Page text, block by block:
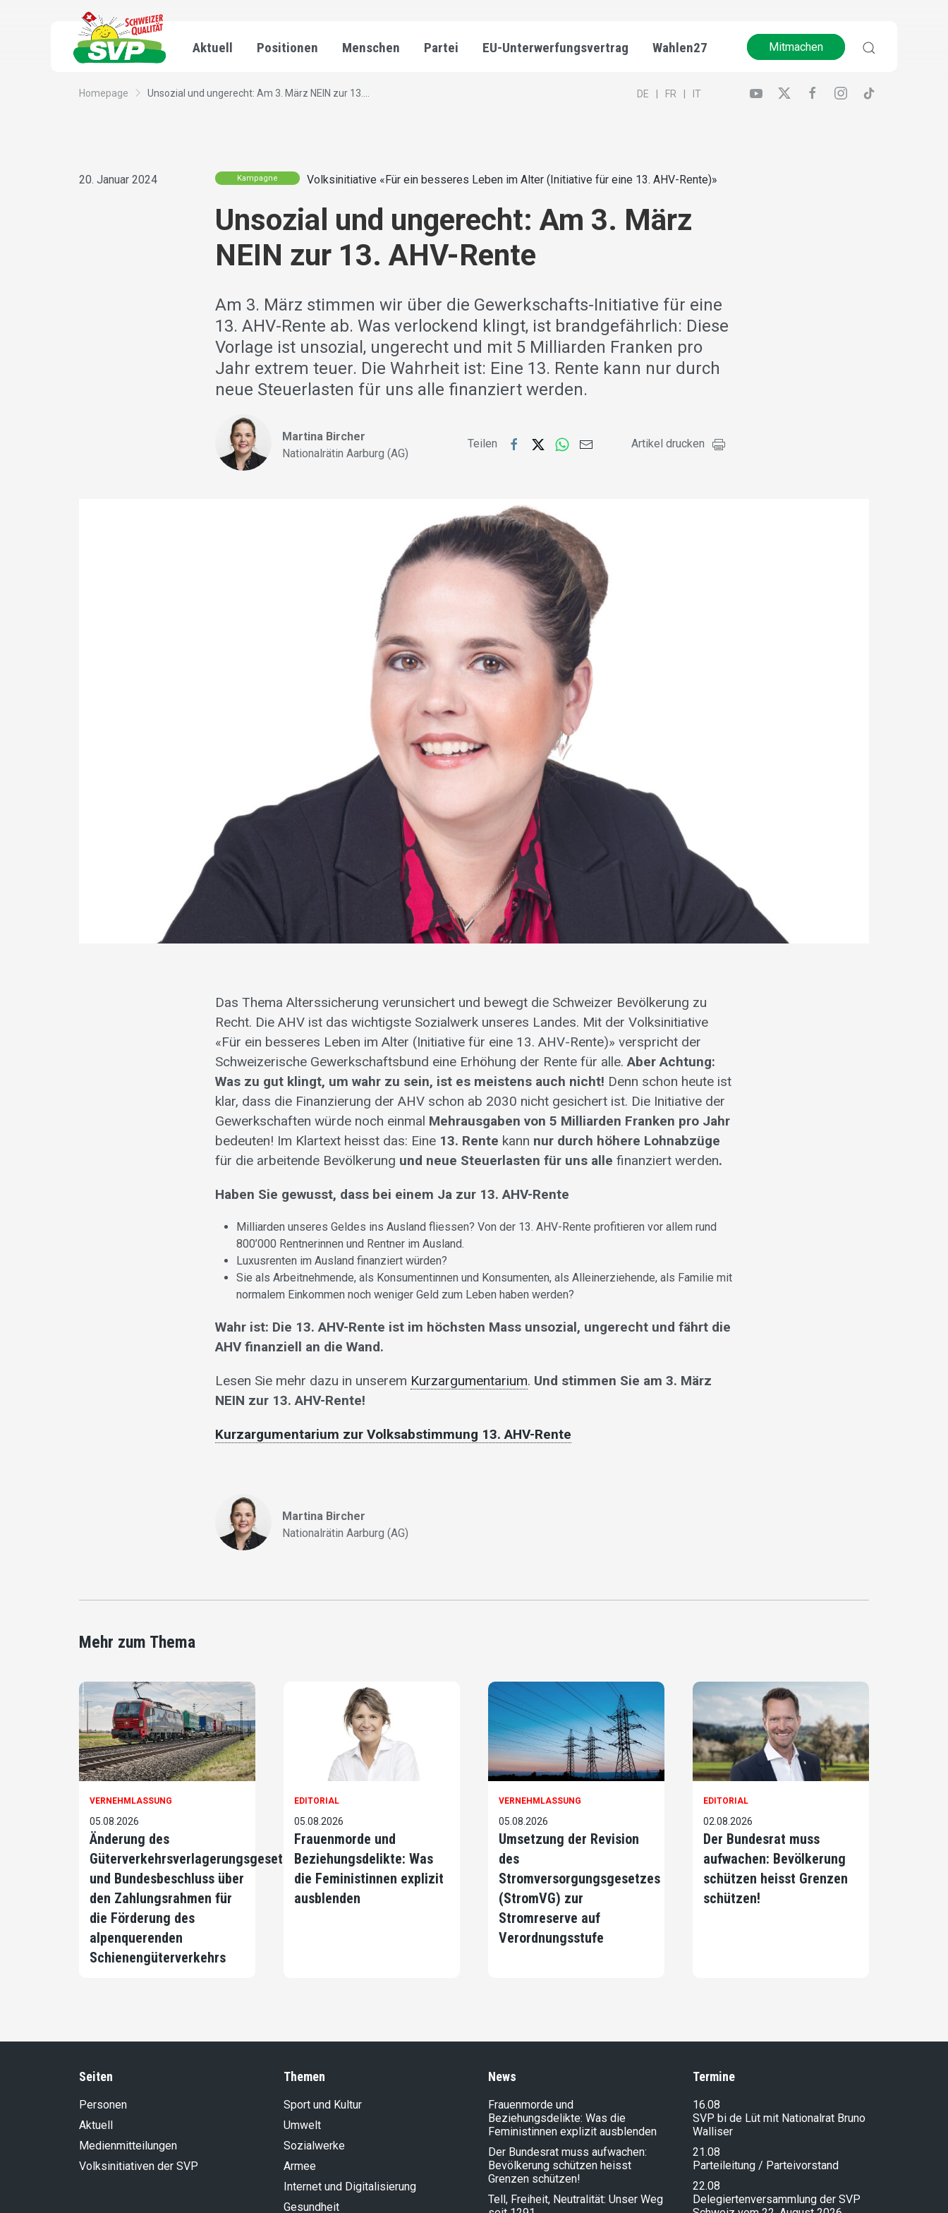
Aktuell Positionen Menschen Partei EU-Unterwerfungsvertrag Wahlen27 Mitmachen
Homepage Unsozial und ungerecht: Am 3. März NEIN zur 13.... DE FR IT
20. Januar 2024 Kampagne Volksinitiative «Für ein besseres Leben im Alter (Initiative für eine 13. AHV-Rente)»
Unsozial und ungerecht: Am 3. März
NEIN zur 13. AHV-Rente
Am 3. März stimmen wir über die Gewerkschafts-Initiative für eine
13. AHV-Rente ab. Was verlockend klingt, ist brandgefährlich: Diese
Vorlage ist unsozial, ungerecht und mit 5 Milliarden Franken pro
Jahr extrem teuer. Die Wahrheit ist: Eine 13. Rente kann nur durch
neue Steuerlasten für uns alle finanziert werden.
Martina Bircher
Nationalrätin Aarburg (AG)
Teilen Artikel drucken
Das Thema Alterssicherung verunsichert und bewegt die Schweizer Bevölkerung zu
Recht. Die AHV ist das wichtigste Sozialwerk unseres Landes. Mit der Volksinitiative
«Für ein besseres Leben im Alter (Initiative für eine 13. AHV-Rente)» verspricht der
Schweizerische Gewerkschaftsbund eine Erhöhung der Rente für alle.Aber Achtung:
Was zu gut klingt, um wahr zu sein, ist es meistens auch nicht! Denn schon heute ist
klar, dass die Finanzierung der AHV schon ab 2030 nicht gesichert ist. Die Initiative der
Gewerkschaften würde noch einmal Mehrausgaben von 5 Milliarden Franken pro Jahr
bedeuten! Im Klartext heisst das: Eine 13. Rente kann nur durch höhere Lohnabzüge
für die arbeitende Bevölkerung und neue Steuerlasten für uns allefinanziert werden.
Haben Sie gewusst, dass bei einem Ja zur 13. AHV-Rente
Milliarden unseres Geldes ins Ausland fliessen? Von der 13. AHV-Rente profitieren vor allem rund
800’000 Rentnerinnen und Rentner im Ausland.
Luxusrenten im Ausland finanziert würden?
Sie als Arbeitnehmende, als Konsumentinnen und Konsumenten, als Alleinerziehende, als Familie mit
normalem Einkommen noch weniger Geld zum Leben haben werden?
Wahr ist: Die 13. AHV-Rente ist im höchsten Mass unsozial, ungerecht und fährt die
AHV finanziell an die Wand.
Lesen Sie mehr dazu in unserem Kurzargumentarium. Und stimmen Sie am 3. März
NEIN zur 13. AHV-Rente!
Kurzargumentarium zur Volksabstimmung 13. AHV-Rente
Martina Bircher
Nationalrätin Aarburg (AG)
Mehr zum Thema
VERNEHMLASSUNG
05.08.2026
Änderung des
Güterverkehrsverlagerungsgesetzes
und Bundesbeschluss über
den Zahlungsrahmen für
die Förderung des
alpenquerenden
Schienengüterverkehrs
EDITORIAL
05.08.2026
Frauenmorde und
Beziehungsdelikte: Was
die Feministinnen explizit
ausblenden
VERNEHMLASSUNG
05.08.2026
Umsetzung der Revision
des
Stromversorgungsgesetzes
(StromVG) zur
Stromreserve auf
Verordnungsstufe
EDITORIAL
02.08.2026
Der Bundesrat muss
aufwachen: Bevölkerung
schützen heisst Grenzen
schützen!
Seiten
Personen
Aktuell
Medienmitteilungen
Volksinitiativen der SVP
Themen
Sport und Kultur
Umwelt
Sozialwerke
Armee
Internet und Digitalisierung
Gesundheit
News
Frauenmorde und
Beziehungsdelikte: Was die
Feministinnen explizit ausblenden
Der Bundesrat muss aufwachen:
Bevölkerung schützen heisst
Grenzen schützen!
Tell, Freiheit, Neutralität: Unser Weg
Termine
16.08
SVP bi de Lüt mit Nationalrat Bruno
Walliser
21.08
Parteileitung / Parteivorstand
22.08
Delegiertenversammlung der SVP